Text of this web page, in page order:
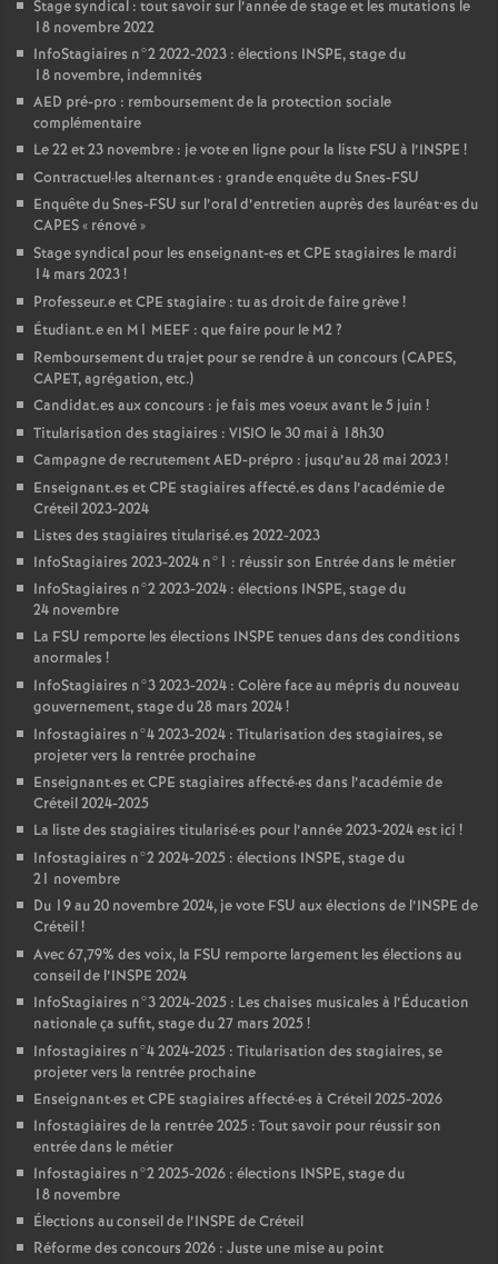
Stage syndical : tout savoir sur l’année de stage et les mutations le
18 novembre 2022
InfoStagiaires n°2 2022-2023 : élections INSPE, stage du
18 novembre, indemnités
AED pré-pro : remboursement de la protection sociale
complémentaire
Le 22 et 23 novembre : je vote en ligne pour la liste FSU à l’INSPE !
Contractuel·les alternant·es : grande enquête du Snes-FSU
Enquête du Snes-FSU sur l’oral d’entretien auprès des lauréat•es du
CAPES« rénové»
Stage syndical pour les enseignant-es etCPE stagiaires le mardi
14 mars 2023!
Professeur.e etCPE stagiaire : tu as droit de faire grève!
Étudiant.e en M1 MEEF : que faire pour le M2?
Remboursement du trajet pour se rendre à un concours (CAPES,
CAPET, agrégation, etc.)
Candidat.es aux concours : je fais mes voeux avant le 5 juin !
Titularisation des stagiaires : VISIO le 30 mai à 18h30
Campagne de recrutementAED-prépro : jusqu’au 28 mai 2023!
Enseignant.es etCPE stagiaires affecté.es dans l’académie de
Créteil 2023-2024
Listes des stagiaires titularisé.es 2022-2023
InfoStagiaires 2023-2024 n°1 : réussir son Entrée dans le métier
InfoStagiaires n°2 2023-2024 : élections INSPE, stage du
24 novembre
La FSU remporte les élections INSPE tenues dans des conditions
anormales !
InfoStagiaires n°3 2023-2024 : Colère face au mépris du nouveau
gouvernement, stage du 28 mars 2024!
Infostagiaires n°4 2023-2024 : Titularisation des stagiaires, se
projeter vers la rentrée prochaine
Enseignant·es etCPE stagiaires affecté·es dans l’académie de
Créteil 2024-2025
La liste des stagiaires titularisé·es pour l’année 2023-2024 est ici !
Infostagiaires n°2 2024-2025 : élections INSPE, stage du
21 novembre
Du 19 au 20 novembre 2024, je vote FSU aux élections de l’INSPE de
Créteil!
Avec 67,79% des voix, la FSU remporte largement les élections au
conseil de l’INSPE 2024
InfoStagiaires n°3 2024-2025 : Les chaises musicales à l’Éducation
nationale ça suffit, stage du 27 mars 2025!
Infostagiaires n°4 2024-2025 : Titularisation des stagiaires, se
projeter vers la rentrée prochaine
Enseignant·es etCPE stagiaires affecté·es à Créteil 2025-2026
Infostagiaires de la rentrée 2025 : Tout savoir pour réussir son
entrée dans le métier
Infostagiaires n°2 2025-2026 : élections INSPE, stage du
18 novembre
Élections au conseil de l’INSPE de Créteil
Réforme des concours 2026 : Juste une mise au point